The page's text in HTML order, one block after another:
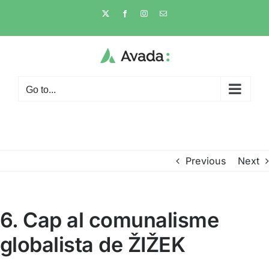
content
X FacebookInstagramEmail
Go to...
Previous Next
6. Cap al comunalisme
globalista de ŽIŽEK